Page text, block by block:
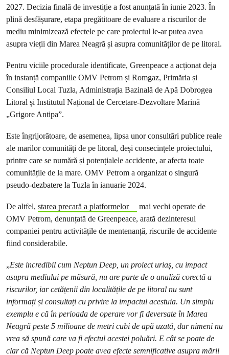
2027. Decizia finală de investiție a fost anunțată în iunie 2023. În
plină desfășurare, etapa pregătitoare de evaluare a riscurilor de
mediu minimizează efectele pe care proiectul le-ar putea avea
asupra vieții din Marea Neagră și asupra comunităților de pe litoral.
Pentru viciile procedurale identificate, Greenpeace a acționat deja
în instanță companiile OMV Petrom și Romgaz, Primăria și
Consiliul Local Tuzla, Administrația Bazinală de Apă Dobrogea
Litoral și Institutul Național de Cercetare-Dezvoltare Marină
„Grigore Antipa”.
Este îngrijorătoare, de asemenea, lipsa unor consultări publice reale
ale marilor comunități de pe litoral, deși consecințele proiectului,
printre care se numără și potențialele accidente, ar afecta toate
comunitățile de la mare. OMV Petrom a organizat o singură
pseudo-dezbatere la Tuzla în ianuarie 2024.
De altfel, starea precară a platformelor
mai vechi operate de
OMV Petrom, denunțată de Greenpeace, arată dezinteresul
companiei pentru activitățile de mentenanță, riscurile de accidente
fiind considerabile.
„Este incredibil cum Neptun Deep, un proiect uriaș, cu impact
asupra mediului pe măsură, nu are parte de o analiză corectă a
riscurilor, iar cetățenii din localitățile de pe litoral nu sunt
informați și consultați cu privire la impactul acestuia. Un simplu
exemplu e că în perioada de operare vor fi deversate în Marea
Neagră peste 5 milioane de metri cubi de apă uzată, dar nimeni nu
vrea să spună care va fi efectul acestei poluări. E cât se poate de
clar că Neptun Deep poate avea efecte semnificative asupra mării